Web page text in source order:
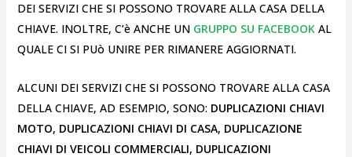
DEI SERVIZI CHE SI POSSONO TROVARE ALLA CASA DELLA
CHIAVE. INOLTRE, C’è ANCHE UN GRUPPO SU FACEBOOKAL
QUALE CI SI PUò UNIRE PER RIMANERE AGGIORNATI.
ALCUNI DEI SERVIZI CHE SI POSSONO TROVARE ALLA CASA
DELLA CHIAVE, AD ESEMPIO, SONO: DUPLICAZIONI CHIAVI
MOTO, DUPLICAZIONI CHIAVI DI CASA, DUPLICAZIONE
CHIAVI DI VEICOLI COMMERCIALI, DUPLICAZIONI